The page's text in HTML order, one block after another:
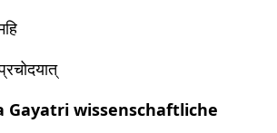
Gayatri wissenschaftliche